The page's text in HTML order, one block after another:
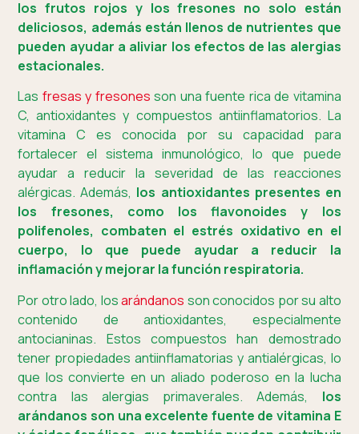
los frutos rojos y los fresones no solo están
deliciosos, además están llenos de nutrientes que
pueden ayudar a aliviar los efectos de las alergias
estacionales.
Las fresas y fresones son una fuente rica de vitamina
C, antioxidantes y compuestos antiinflamatorios. La
vitamina C es conocida por su capacidad para
fortalecer el sistema inmunológico, lo que puede
ayudar a reducir la severidad de las reacciones
alérgicas. Además, los antioxidantes presentes en
los fresones, como los flavonoides y los
polifenoles, combaten el estrés oxidativo en el
cuerpo, lo que puede ayudar a reducir la
inflamación y mejorar la función respiratoria.
Por otro lado, losarándanos son conocidos por su alto
contenido de antioxidantes, especialmente
antocianinas. Estos compuestos han demostrado
tener propiedades antiinflamatorias y antialérgicas, lo
que los convierte en un aliado poderoso en la lucha
contra las alergias primaverales. Además, los
arándanos son una excelente fuente de vitamina E